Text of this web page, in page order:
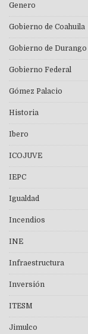
Genero
Gobierno de Coahuila
Gobierno de Durango
Gobierno Federal
Gómez Palacio
Historia
Ibero
ICOJUVE
IEPC
Igualdad
Incendios
INE
Infraestructura
Inversión
ITESM
Jimulco